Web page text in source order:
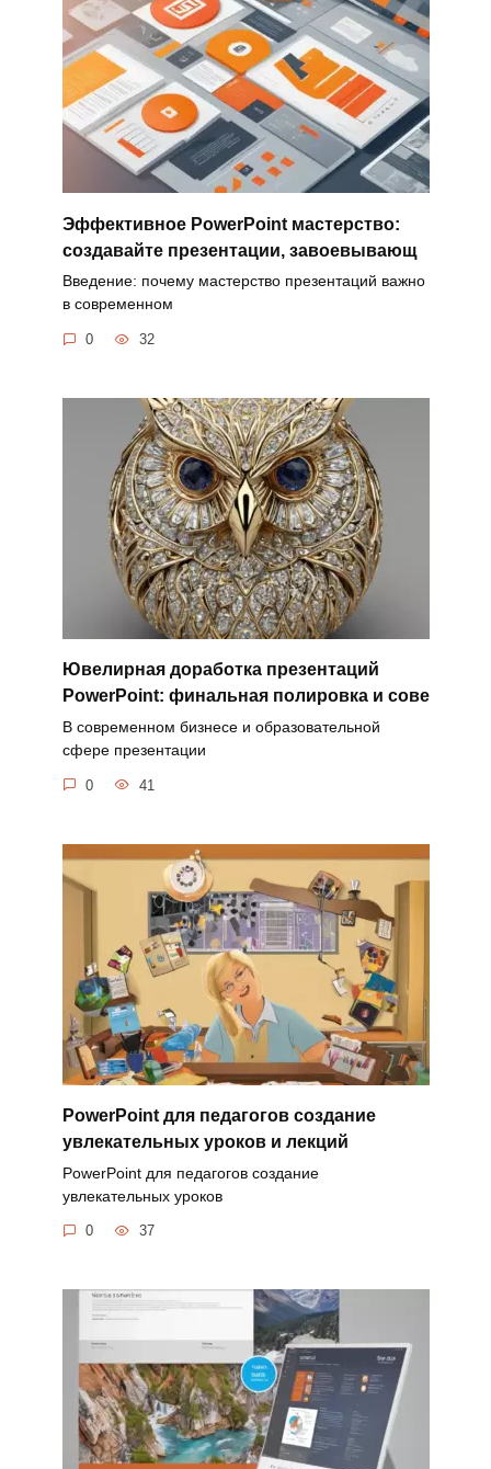
Эффективное PowerPoint мастерство:
создавайте презентации, завоевывающ
Введение: почему мастерство презентаций важно
в современном
0 32
Ювелирная доработка презентаций
PowerPoint: финальная полировка и сове
В современном бизнесе и образовательной
сфере презентации
0 41
PowerPoint для педагогов создание
увлекательных уроков и лекций
PowerPoint для педагогов создание
увлекательных уроков
0 37